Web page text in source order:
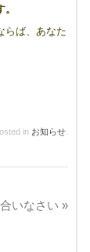
らば、あなた
in お知らせ.
いなさい»